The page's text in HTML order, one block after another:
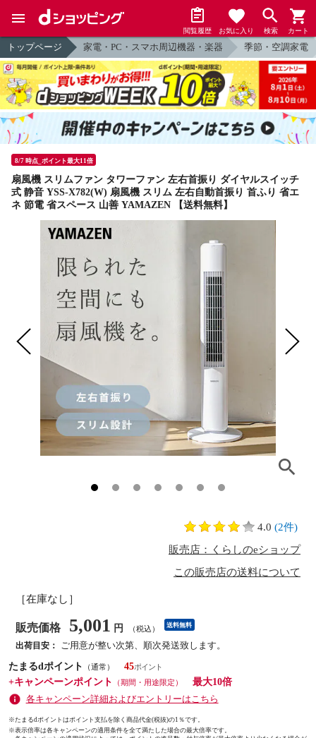
閲覧履歴 お気に入り 検索 カート
トップページ 家電・PC・スマホ周辺機器・楽器 季節・空調家電
8/7 時点_ポイント最大11倍
扇風機 スリムファン タワーファン 左右首振り ダイヤルスイッチ
式 静音 YSS-X782(W) 扇風機 スリム 左右自動首振り 首ふり 省エ
ネ 節電 省スペース 山善 YAMAZEN 【送料無料】
4.0 (2件)
販売店：くらしのeショップ
この販売店の送料について
［在庫なし］
販売価格 5,001 円 （税込） 送料無料
出荷目安：
ご用意が整い次第、順次発送致します。
たまるdポイント
（通常）
45
+キャンペーンポイント
（期間・用途限定）
最大10倍
各キャンペーン詳細およびエントリーはこちら
※たまるdポイントはポイント支払を除く商品代金(税抜)の1％です。
※表示倍率は各キャンペーンの適用条件を全て満たした場合の最大倍率です。